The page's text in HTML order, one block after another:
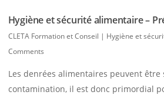
Hygiène et sécurité alimentaire –
CLETA Formation et Conseil | Hygiène et
Comments
Les denrées alimentaires peuvent être
contamination, il est donc primordial